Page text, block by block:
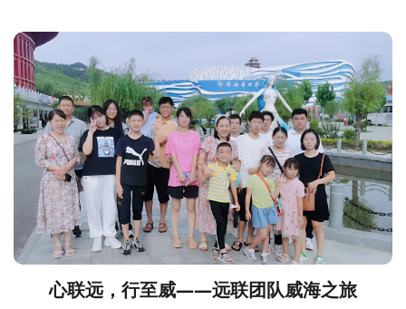
心联远，行至威——远联团队威海之旅